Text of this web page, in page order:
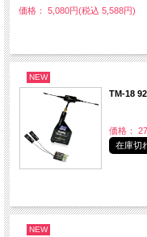
価格： 5,080円(税込 5,588円)
NEW
TM-18
価格：
在庫切
NEW